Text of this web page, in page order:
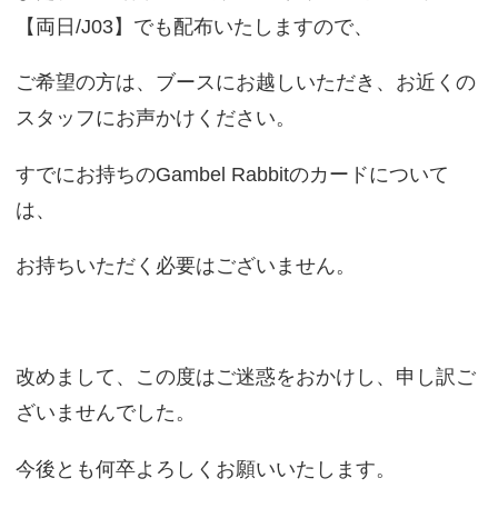
【両日/J03】でも配布いたしますので、
ご希望の方は、ブースにお越しいただき、お近くの
スタッフにお声かけください。
すでにお持ちのGambel Rabbitのカードについて
は、
お持ちいただく必要はございません。
改めまして、この度はご迷惑をおかけし、申し訳ご
ざいませんでした。
今後とも何卒よろしくお願いいたします。